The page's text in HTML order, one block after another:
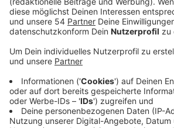
Millionen an Spendengeldern
konnten wir über 250.000 Kindern und
wieder ein Lachen schenken.
Anzeige
Wir wollen, dass ihr eure
Projekte umsetzen könnt